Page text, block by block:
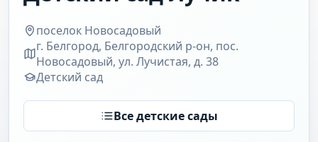
поселок Новосадовый
г. Белгород, Белгородский р-он, пос.
Новосадовый, ул. Лучистая, д. 38
Детский сад
Все детские сады